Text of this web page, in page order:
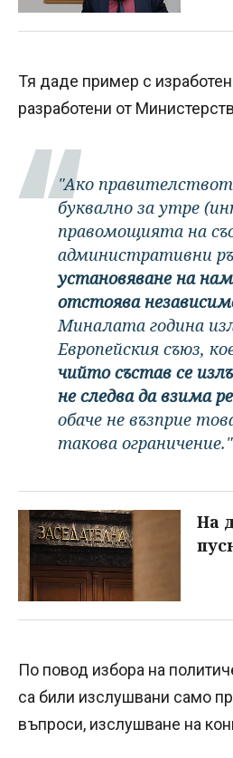
Тя даде пример с
разработени от
"Ако
буквално за утре
правомощията на
административни
установяване на
отстоява
Миналата година
Европейския съюз,
чийто състав се
не следва да взима
обаче не възприе
такова ограничение."
На
По повод избора на
са били изслушвани само
въпроси, изслушване на